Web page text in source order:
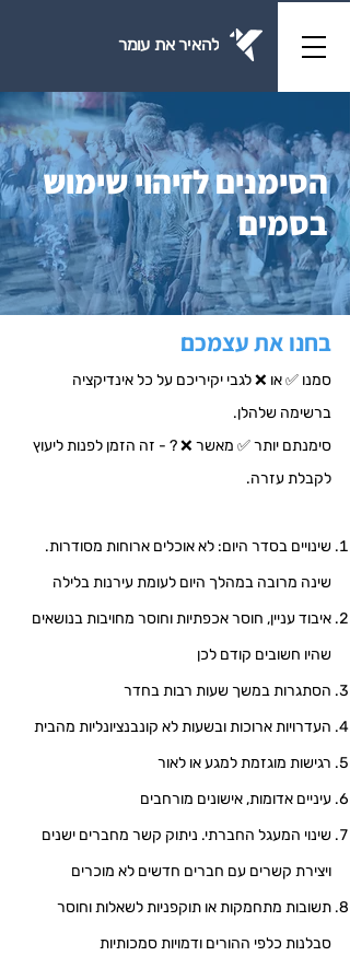
להאיר את עומר
הסימנים לזיהוי שימוש
בסמים
בחנו את עצמכם
סמנו ✅ או ❌לגבי יקיריכם על כל אינדיקציה
ברשימה שלהלן.
סימנתם יותר ✅ מאשר ❌? - זה הזמן לפנות ליעוץ
לקבלת עזרה.
שינויים בסדר היום: לא אוכלים ארוחות מסודרות.
שינה מרובה במהלך היום לעומת עירנות בלילה
איבוד עניין, חוסר אכפתיות וחוסר מחויבות בנושאים
שהיו חשובים קודם לכן
הסתגרות במשך שעות רבות בחדר
העדרויות ארוכות ובשעות לא קונבנציונליות מהבית
רגישות מוגזמת למגע או לאור
עיניים אדומות, אישונים מורחבים
שינוי המעגל החברתי. ניתוק קשר מחברים ישנים
ויצירת קשרים עם חברים חדשים לא מוכרים
תשובות מתחמקות או תוקפניות לשאלות וחוסר
סבלנות כלפי ההורים ודמויות סמכותיות